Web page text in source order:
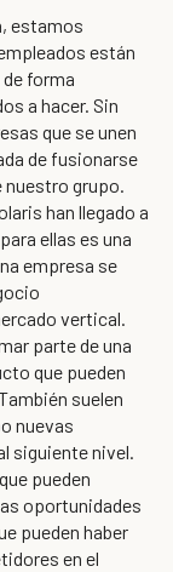
estamos
están
forma
a hacer. Sin
que se unen
de fusionarse
nuestro grupo.
han llegado a
ellas es una
empresa se
vertical.
parte de una
que pueden
suelen
nuevas
siguiente nivel.
pueden
oportunidades
pueden haber
en el